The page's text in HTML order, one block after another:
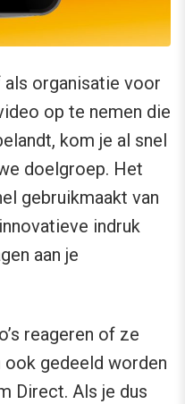
organisatie voor
op te nemen die
kom je al snel
doelgroep. Het
gebruikmaakt van
indruk
aan je
reageren of ze
ook gedeeld worden
Direct. Als je dus